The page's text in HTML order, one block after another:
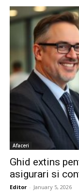
Afaceri
Ghid extins
asigurari si
Editor - January 5, 2026